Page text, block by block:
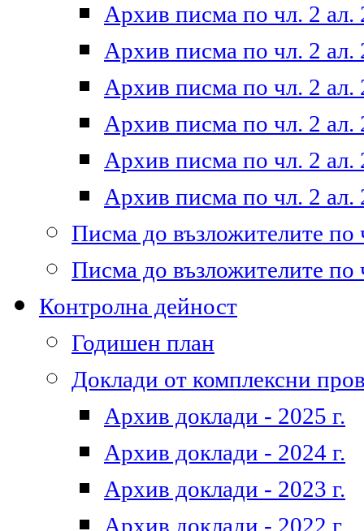
Архив писма по чл. 2 ал.
Архив писма по чл. 2 ал.
Архив писма по чл. 2 ал.
Архив писма по чл. 2 ал.
Архив писма по чл. 2 ал.
Архив писма по чл. 2 ал.
Писма до възложителите по
Писма до възложителите по
Контролна дейност
Годишен план
Доклади от комплексни
Архив доклади - 2025 г.
Архив доклади - 2024 г.
Архив доклади - 2023 г.
Архив доклади - 2022 г.